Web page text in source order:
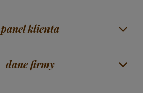
panel klienta
dane firmy